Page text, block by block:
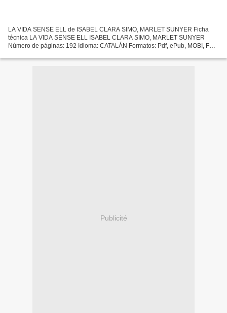
LA VIDA SENSE ELL de ISABEL CLARA SIMO, MARLET SUNYER Ficha
técnica LA VIDA SENSE ELL ISABEL CLARA SIMO, MARLET SUNYER
Número de páginas: 192 Idioma: CATALÁN Formatos: Pdf, ePub, MOBI, FB2
Descargar...
Publicité